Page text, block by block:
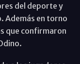
del deporte y
Además en torno
que confirmaron